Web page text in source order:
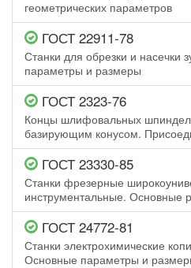
геометрических параметров
ГОСТ 22911-78
Станки для обрезки и насечки
параметры и размеры
ГОСТ 2323-76
Концы шлифовальных
базирующим конусом.
ГОСТ 23330-85
Станки фрезерные
инструментальные. Основные
ГОСТ 24772-81
Станки электрохимические
Основные параметры и